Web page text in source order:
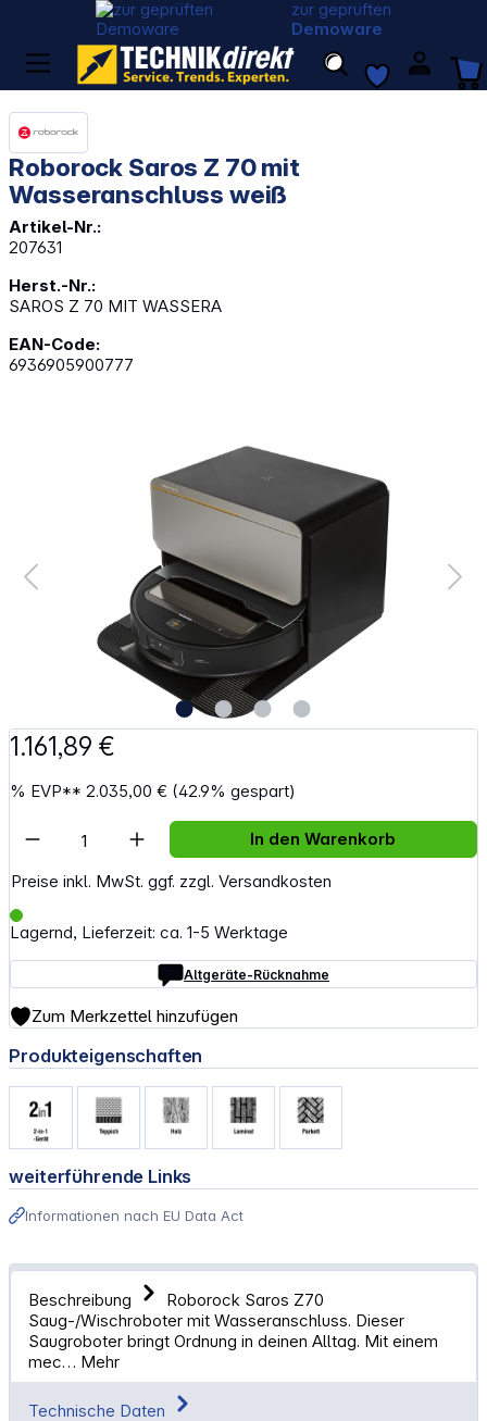
zur geprüften
Demoware
Roborock Saros Z 70 mit
Wasseranschluss weiß
Artikel-Nr.:
207631
Herst.-Nr.:
SAROS Z 70 MIT WASSERA
EAN-Code:
6936905900777
1.161,89 €
% EVP**2.035,00 € (42.9% gespart)
Preise inkl. MwSt. ggf. zzgl. Versandkosten
Lagernd, Lieferzeit: ca. 1-5 Werktage
Altgeräte-Rücknahme
Artikel Anzahl: Gib den gewünschten
In den Warenkorb
Zum Merkzettel hinzufügen
Produkteigenschaften
weiterführende Links
Informationen nach EU Data Act
Beschreibung
Roborock Saros Z70
Saug-/Wischroboter mit Wasseranschluss. Dieser
Saugroboter bringt Ordnung in deinen Alltag. Mit einem
mec… Mehr
Technische Daten